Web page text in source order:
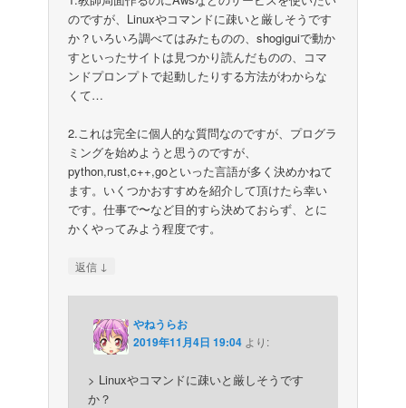
のですが、Linuxやコマンドに疎いと厳しそうです
か？いろいろ調べてはみたものの、shogiguiで動か
すといったサイトは見つかり読んだものの、コマ
ンドプロンプトで起動したりする方法がわからな
くて…
2.これは完全に個人的な質問なのですが、プログラ
ミングを始めようと思うのですが、
python,rust,c++,goといった言語が多く決めかねて
ます。いくつかおすすめを紹介して頂けたら幸い
です。仕事で〜など目的すら決めておらず、とに
かくやってみよう程度です。
返信 ↓
やねうらお
2019年11月4日 19:04 より:
> Linuxやコマンドに疎いと厳しそうです
か？